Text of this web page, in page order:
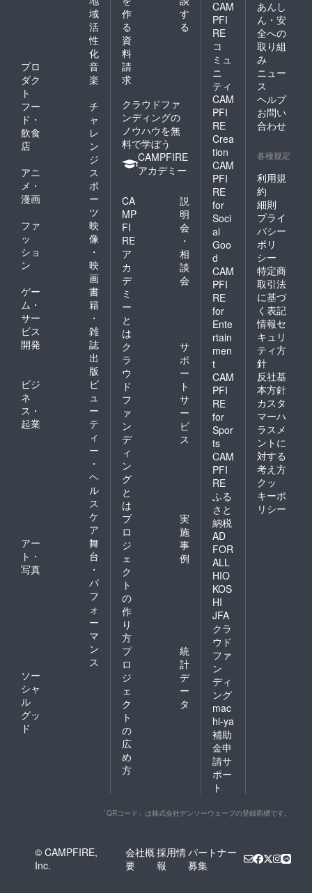
域
活
性
化
プロ
ダク
ト
音
楽
フー
ド・
飲食
店
チ
ャ
レ
ン
ジ
アニ
メ・
漫画
ス
ポ
ー
ツ
ファ
ッ
ショ
ン
映
像
・
映
画
ゲー
ム・
サー
ビス
開発
書
籍
・
雑
誌
出
版
ビジ
ネ
ス・
起業
ビ
ュ
ー
テ
ィ
ー
・
ヘ
ル
ス
ケ
ア
アー
ト・
写真
舞
台
・
パ
フ
ォ
ー
マ
ン
ス
ソー
シャ
ル
グッ
ド
作
る
す
る
資
料
請
求
クラウドファ
ンディングの
ノウハウを無
料で学ぼう
CAMPFIRE
アカデミー
CA
MP
FI
RE
ア
カ
デ
ミ
ー
と
は
説
明
会
・
相
談
会
ク
ラ
ウ
ド
フ
ァ
ン
デ
ィ
ン
グ
と
は
サ
ポ
ー
ト
サ
ー
ビ
ス
プ
ロ
ジ
ェ
ク
ト
の
作
り
方
実
施
事
例
プ
ロ
ジ
ェ
ク
ト
の
広
め
方
統
計
デ
ー
タ
CAM
PFI
RE
コ
ミュ
ニ
ティ
CAM
PFI
RE
Crea
tion
CAM
PFI
RE
for
Soci
al
Goo
d
CAM
PFI
RE
for
Ente
rtain
men
t
CAM
PFI
RE
for
Spor
ts
CAM
PFI
RE
ふる
さと
納税
AD
FOR
ALL
HIO
KOS
HI
JFA
クラ
ウド
ファ
ン
ディ
ング
mac
hi-ya
補助
金申
請サ
ポー
ト
あんし
ん・安
全への
取り組
み
ニュー
ス
ヘルプ
お問い
合わせ
各種規定
利用規
約
細則
プライ
バシー
ポリ
シー
特定商
取引法
に基づ
く表記
情報セ
キュリ
ティ方
針
反社基
本方針
カスタ
マーハ
ラスメ
ントに
対する
考え方
クッ
キーポ
リシー
「QRコード」は株式会社デンソーウェーブの登録商標です。
© CAMPFIRE,
Inc.
会社概
要
採用情
報
パートナー
募集